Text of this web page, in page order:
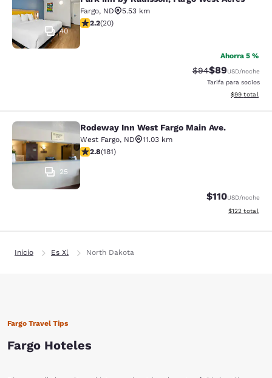
40
Fargo, ND
5.53 km
calificación de 2.2 estrellas. Feria. 20 reseñas
2.2(20)
Ahorra 5 %
Precio tachado:
$94Precio con
$89USD/noche
Tarifa para socios
Ver detalles
$99 total
Rodeway Inn West Fargo Main Ave.
25
Rodeway Inn West Fargo Main Ave.
West Fargo, ND
11.03 km
calificación de 2.82 estrellas. Feria. 181 reseñas
2.8(181)
$110USD/noche
Ver detalles
$122 total
Inicio Es Xl North Dakota
Fargo Travel Tips
Fargo Hoteles